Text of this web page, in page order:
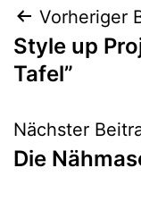
Vorheriger
Style up
Tafel”
Nächster
Die